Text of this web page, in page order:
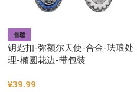
售罄
钥匙扣-弥额尔天使-合金-珐琅处
理-椭圆花边-带包装
¥39.99